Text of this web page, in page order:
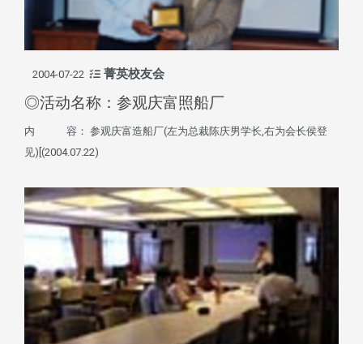
2004-07-22 菁英校友会
◎活动名称：参观庆富照船厂
内 容： 参观庆富造船厂(左为总裁陈庆男学长,右为会长侯登
见)[(2004.07.22)